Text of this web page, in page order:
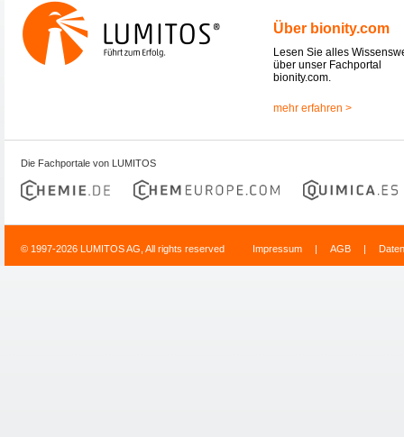
Über bionity.com
Lesen Sie alles
über unser Fachportal
bionity.com.
mehr erfahren >
Die Fachportale von LUMITOS
© 1997-2026 LUMITOS AG, All rights reserved Impressum | AGB |